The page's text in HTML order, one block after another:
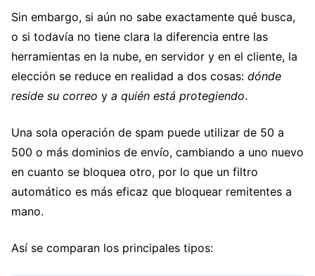
Sin embargo, si aún no sabe exactamente qué busca,
o si todavía no tiene clara la diferencia entre las
herramientas en la nube, en servidor y en el cliente, la
elección se reduce en realidad a dos cosas: dónde
reside su correo y a quién está protegiendo.
Una sola operación de spam puede utilizar de 50 a
500 o más dominios de envío, cambiando a uno nuevo
en cuanto se bloquea otro, por lo que un filtro
automático es más eficaz que bloquear remitentes a
mano.
Así se comparan los principales tipos: